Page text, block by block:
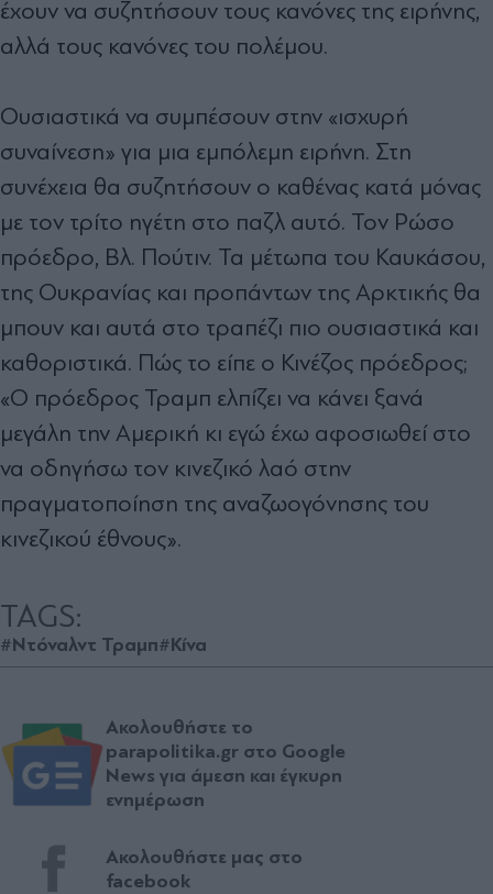
έχουν να συζητήσουν τους κανόνες της ειρήνης,
αλλά τους κανόνες του πολέµου.
Ουσιαστικά να συµπέσουν στην «ισχυρή
συναίνεση» για µια εµπόλεµη ειρήνη. Στη
συνέχεια θα συζητήσουν ο καθένας κατά µόνας
µε τον τρίτο ηγέτη στο παζλ αυτό. Τον Ρώσο
πρόεδρο, Βλ. Πούτιν. Τα µέτωπα του Καυκάσου,
της Ουκρανίας και προπάντων της Αρκτικής θα
µπουν και αυτά στο τραπέζι πιο ουσιαστικά και
καθοριστικά. Πώς το είπε ο Κινέζος πρόεδρος;
«Ο πρόεδρος Τραµπ ελπίζει να κάνει ξανά
µεγάλη την Αµερική κι εγώ έχω αφοσιωθεί στο
να οδηγήσω τον κινεζικό λαό στην
πραγµατοποίηση της αναζωογόνησης του
κινεζικού έθνους».
TAGS:
#Ντόναλντ Τραμπ#Κίνα
Ακολουθήστε το
parapolitika.gr στο Google
News για άμεση και έγκυρη
ενημέρωση
Ακολουθήστε μας στο
facebook